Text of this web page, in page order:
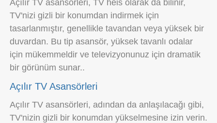
Açılır TV asansörleri, TV heis olarak da bilinir,
TV'nizi gizli bir konumdan indirmek için
tasarlanmıştır, genellikle tavandan veya yüksek bir
duvardan. Bu tip asansör, yüksek tavanlı odalar
için mükemmeldir ve televizyonunuz için dramatik
bir görünüm sunar..
Açılır TV Asansörleri
Açılır TV asansörleri, adından da anlaşılacağı gibi,
TV'nizin gizli bir konumdan yükselmesine izin verin.